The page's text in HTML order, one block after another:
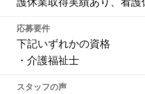
応募要件
下記いずれかの資格
・介護福祉士
スタッフの声